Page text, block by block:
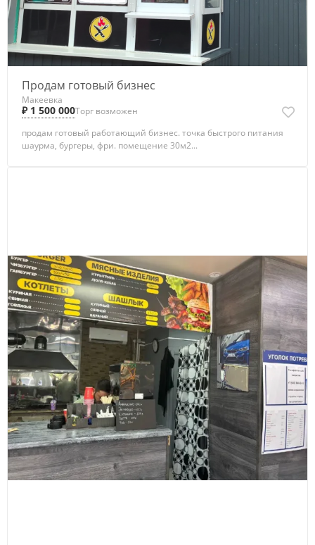
Продам готовый бизнес
Макеевка
₽ 1 500 000Торг возможен
продам готовый работающий бизнес. точка быстрого питания
шаурма, бургеры, фри. помещение 30м2...